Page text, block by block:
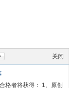
关闭
格者将获得： 1、原创